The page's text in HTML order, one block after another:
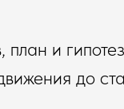
и
до